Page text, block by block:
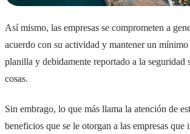
Así mismo, las empresas se comprometen a
acuerdo con su actividad y mantener un mínimo
planilla y debidamente reportado a la seguridad
cosas.
Sin embrago, lo que más llama la atención de
beneficios que se le otorgan a las empresas que